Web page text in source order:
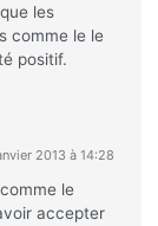
les
comme le le
positif.
2013 à 14:28
le
accepter